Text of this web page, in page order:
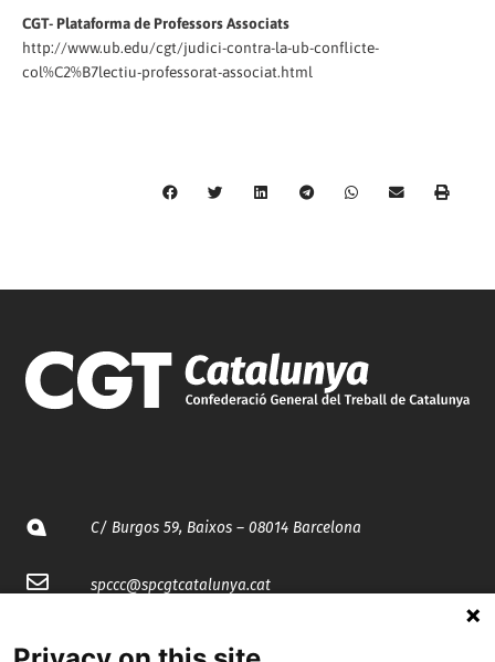
CGT- Plataforma de Professors Associats
http://www.ub.edu/cgt/judici-contra-la-ub-conflicte-
col%C2%B7lectiu-professorat-associat.html
C/ Burgos 59, Baixos – 08014 Barcelona
spccc@spcgtcatalunya.cat